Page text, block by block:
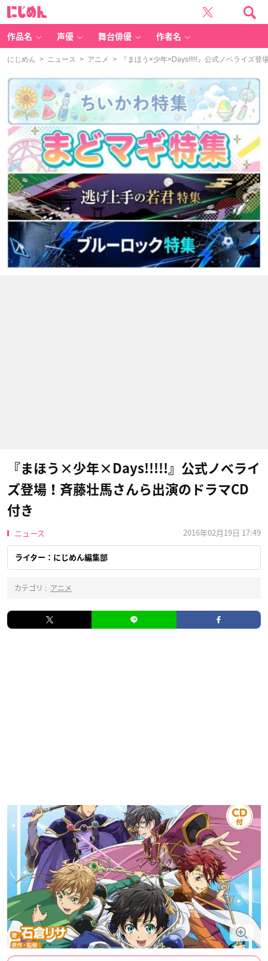
作品名 声優 舞台俳優 作者名
にじめん > ニュース > アニメ > 『まほう×少年×Days!!!!!』公式ノベライズ登
『まほう×少年×Days!!!!!』公式ノベライ
ズ登場！斉藤壮馬さんら出演のドラマCD
付き
ニュース 2016年02月19日 17:49
ライター：にじめん編集部
カテゴリ : アニメ